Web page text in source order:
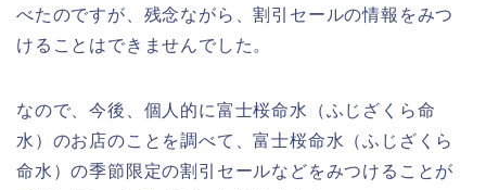
べたのですが、残念ながら、割引セールの情報をみつ
けることはできませんでした。
なので、今後、個人的に富士桜命水（ふじざくら命
水）のお店のことを調べて、富士桜命水（ふじざくら
命水）の季節限定の割引セールなどをみつけることが